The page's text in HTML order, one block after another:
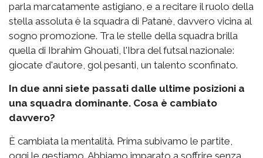
parla marcatamente astigiano, e a recitare il ruolo della
stella assoluta è la squadra di Patanè, davvero vicina al
sogno promozione. Tra le stelle della squadra brilla
quella di Ibrahim Ghouati, l'Ibra del futsal nazionale:
giocate d'autore, gol pesanti, un talento sconfinato.
In due anni siete passati dalle ultime posizioni a
una squadra dominante. Cosa è cambiato
davvero?
È cambiata la mentalità. Prima subivamo le partite,